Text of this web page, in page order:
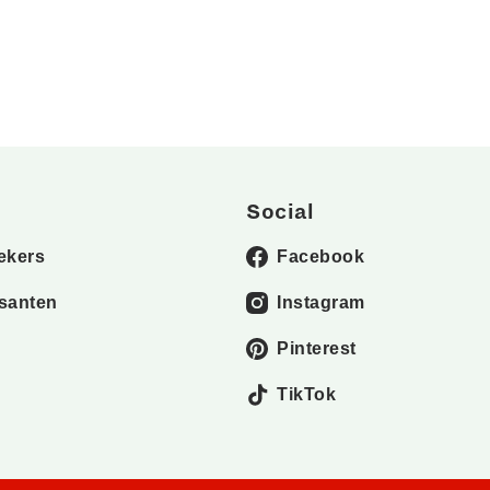
Social
Facebook
Instagram
Pinterest
TikTok